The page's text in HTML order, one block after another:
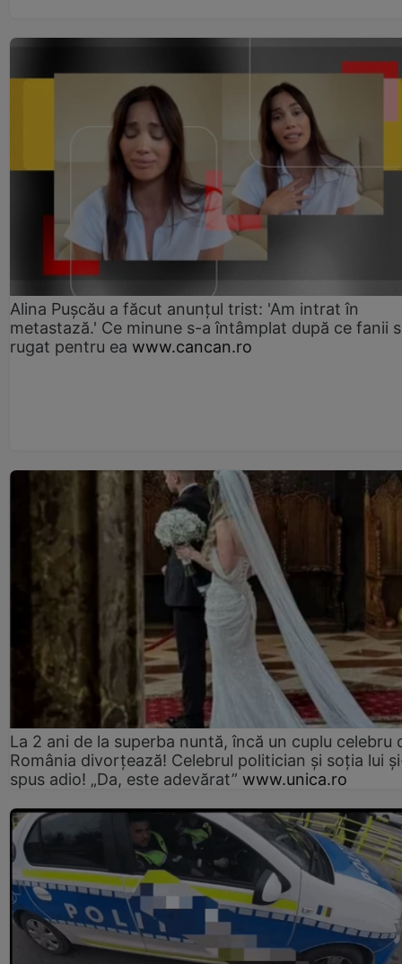
Alina Pușcău a făcut anunțul trist: 'Am intrat în
metastază.' Ce minune s-a întâmplat după ce fanii
rugat pentru ea www.cancan.ro
La 2 ani de la superba nuntă, încă un cuplu celebru
România divorțează! Celebrul politician și soția lui
spus adio! „Da, este adevărat” www.unica.ro